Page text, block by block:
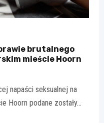
brutalnego
mieście Hoorn
napaści seksualnej na
Hoorn podane zostały…